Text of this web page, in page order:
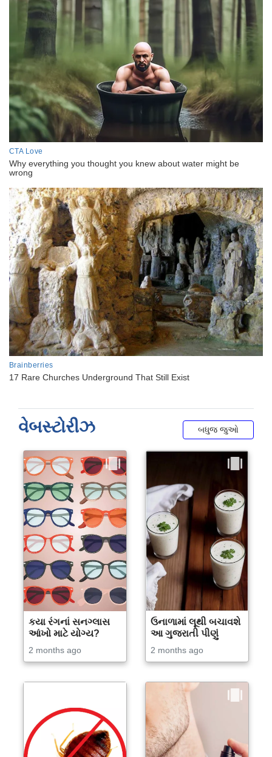
વેબસ્ટોરીઝ બધુજ જુઓ
કયા રંગનાં સનગ્લાસ
આંખો માટે યોગ્ય?
2 months ago
ઉનાળામાં લૂથી બચાવશે
આ ગુજરાતી પીણું
2 months ago